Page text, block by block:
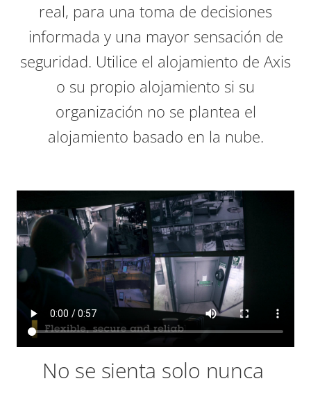
real, para una toma de decisiones
informada y una mayor sensación de
seguridad. Utilice el alojamiento de Axis
o su propio alojamiento si su
organización no se plantea el
alojamiento basado en la nube.
No se sienta solo nunca